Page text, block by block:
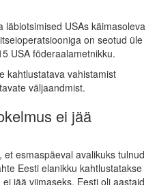
läbiotsimised USAs käimasoleva
on seotud üle
USA föderaalametnikku.
kahtlustatava vahistamist
väljaandmist.
ei jää
esmaspäeval avalikuks tulnud
Eesti elanikku kahtlustatakse
jää viimaseks. Eesti oli aastaid